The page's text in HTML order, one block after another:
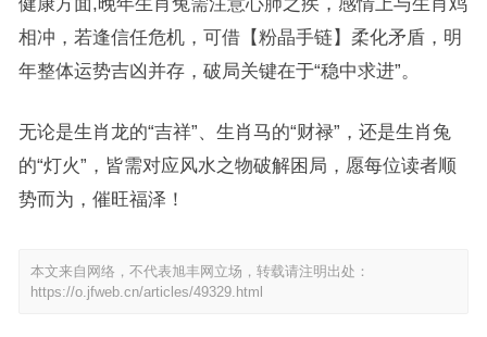
相冲，若逢信任危机，可借【粉晶手链】柔化矛盾，明
年整体运势吉凶并存，破局关键在于“稳中求进”。
无论是生肖龙的“吉祥”、生肖马的“财禄”，还是生肖兔
的“灯火”，皆需对应风水之物破解困局，愿每位读者顺
势而为，催旺福泽！
本文来自网络，不代表旭丰网立场，转载请注明出处：
https://o.jfweb.cn/articles/49329.html